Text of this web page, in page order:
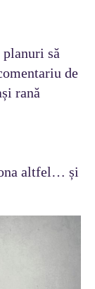
să
de
rană
altfel… și